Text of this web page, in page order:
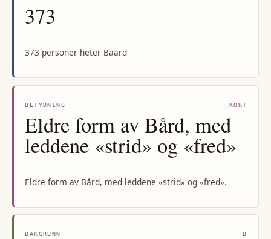
373
373 personer heter Baard
BETYDNING KORT
Eldre form av Bård, med
leddene «strid» og «fred»
Eldre form av Bård, med leddene «strid» og «fred».
BAKGRUNN B